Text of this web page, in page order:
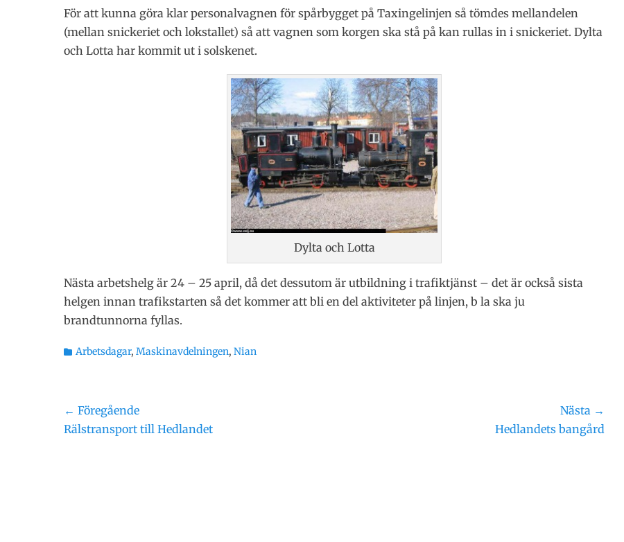
För att kunna göra klar personalvagnen för spårbygget på Taxingelinjen så tömdes mellandelen
(mellan snickeriet och lokstallet) så att vagnen som korgen ska stå på kan rullas in i snickeriet. Dylta
och Lotta har kommit ut i solskenet.
Dylta och Lotta
Nästa arbetshelg är 24 – 25 april, då det dessutom är utbildning i trafiktjänst – det är också sista
helgen innan trafikstarten så det kommer att bli en del aktiviteter på linjen, b la ska ju
brandtunnorna fyllas.
Kategorier
Arbetsdagar, Maskinavdelningen, Nian
Inläggsnavigering
← Föregående
Föregående
Rälstransport till Hedlandet
Nästa →
Hedlandets bangård